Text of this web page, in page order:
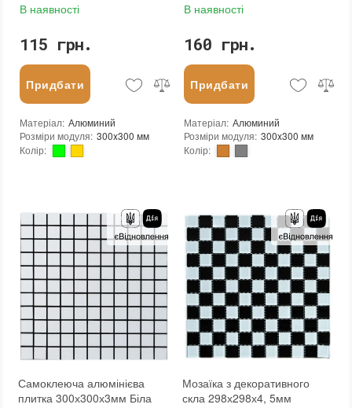
В наявності
115 грн.
Придбати
Матеріал: Алюминий
Розміри модуля: 300x300 мм
Колір:
Основа
Самоклейка
Призначення:
В інтер'єрі, Для лазні, Для басейну, Для ванної кімнати та туалету, Для вітальні, Для душової, Для кухні, Для спальні, Для фартуха
Вага модуля: 0.2 кг
Товщина чіпа: 3 мм
Площа модуля: 0,09 м²
Країна виробника: Китай
Бренд: Sticker Wall
Тип поверхні: Матова
: новий
В наявності
160 грн.
Придбати
Матеріал: Алюминий
Розміри модуля: 300x300 мм
Колір:
Основа: Самоклейка
Призначення:
В інтер'єрі, Для лазні, Для басейну, Для ванної кімнати та туалету, Для вітальні, Для душової, Для кухні, Для спальні, Для фартуха
Вага модуля: 0.2 кг
Товщина чіпа: 3 мм
Площа модуля: 0,09 м²
Країна виробника: Китай
Бренд: Sticker Wall
Тип поверхні: Матова
новий
Зі знижкою
Самоклеюча алюмінієва
плитка 300х300х3мм Біла
Мозаїка з декоративного
скла 298х298х4, 5мм